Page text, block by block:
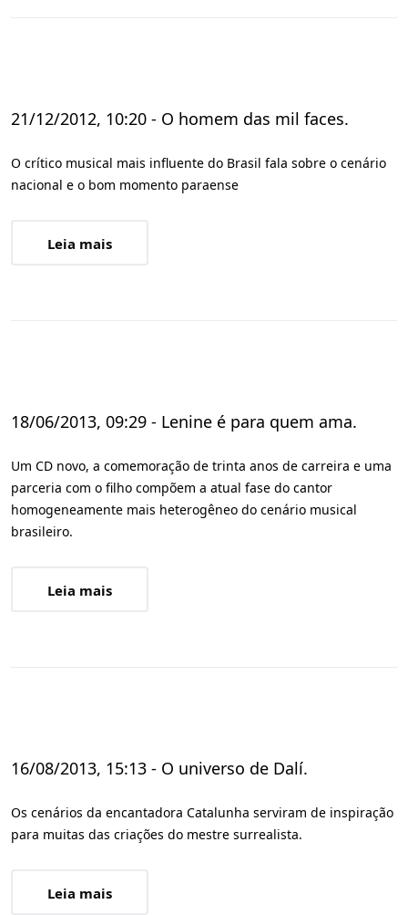
21/12/2012, 10:20 - O homem das mil faces.
O crítico musical mais influente do Brasil fala sobre o cenário
nacional e o bom momento paraense
Leia mais
18/06/2013, 09:29 - Lenine é para quem ama.
Um CD novo, a comemoração de trinta anos de carreira e uma
parceria com o filho compõem a atual fase do cantor
homogeneamente mais heterogêneo do cenário musical
brasileiro.
Leia mais
16/08/2013, 15:13 - O universo de Dalí.
Os cenários da encantadora Catalunha serviram de inspiração
para muitas das criações do mestre surrealista.
Leia mais